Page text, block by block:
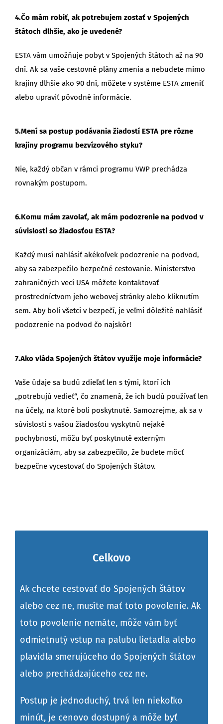
4.Čo mám robiť, ak potrebujem zostať v Spojených
štátoch dlhšie, ako je uvedené?
ESTA vám umožňuje pobyt v Spojených štátoch až na 90
dní. Ak sa vaše cestovné plány zmenia a nebudete mimo
krajiny dlhšie ako 90 dní, môžete v systéme ESTA zmeniť
alebo upraviť pôvodné informácie.
5.Mení sa postup podávania žiadostí ESTA pre rôzne
krajiny programu bezvízového styku?
Nie, každý občan v rámci programu VWP prechádza
rovnakým postupom.
6.Komu mám zavolať, ak mám podozrenie na podvod v
súvislosti so žiadosťou ESTA?
Každý musí nahlásiť akékoľvek podozrenie na podvod,
aby sa zabezpečilo bezpečné cestovanie. Ministerstvo
zahraničných vecí USA môžete kontaktovať
prostredníctvom jeho webovej stránky alebo kliknutím
sem. Aby boli všetci v bezpečí, je veľmi dôležité nahlásiť
podozrenie na podvod čo najskôr!
7.Ako vláda Spojených štátov využije moje informácie?
Vaše údaje sa budú zdieľať len s tými, ktorí ich
„potrebujú vedieť“, čo znamená, že ich budú používať len
na účely, na ktoré boli poskytnuté. Samozrejme, ak sa v
súvislosti s vašou žiadosťou vyskytnú nejaké
pochybnosti, môžu byť poskytnuté externým
organizáciám, aby sa zabezpečilo, že budete môcť
bezpečne vycestovať do Spojených štátov.
Celkovo
Ak chcete cestovať do Spojených štátov
alebo cez ne, musíte mať toto povolenie. Ak
toto povolenie nemáte, môže vám byť
odmietnutý vstup na palubu lietadla alebo
plavidla smerujúceho do Spojených štátov
alebo prechádzajúceho cez ne.
Postup je jednoduchý, trvá len niekoľko
minút, je cenovo dostupný a môže byť